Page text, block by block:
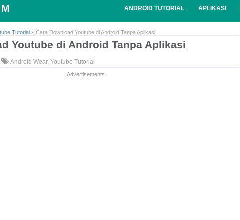
ANDROID TUTORIAL APLIKASI
Tutorial » Cara Download Youtube di Android Tanpa Aplikasi
Youtube di Android Tanpa Aplikasi
Android Wear, Youtube Tutorial
Advertisements